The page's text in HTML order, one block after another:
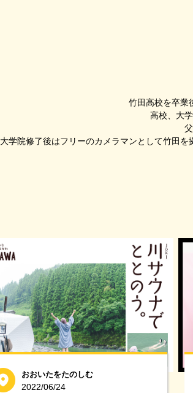
竹田高校を卒業
高校、大
大学院修了後はフリーのカメラマンとして竹田
おおいたをたのしむ
2022/06/24